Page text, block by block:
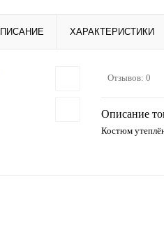
ХАРАКТЕРИСТИКИ
Отзывов: 0
Описание
Костюм